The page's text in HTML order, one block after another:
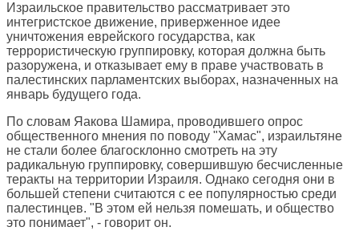
Израильское правительство рассматривает это
интегристское движение, приверженное идее
уничтожения еврейского государства, как
террористическую группировку, которая должна быть
разоружена, и отказывает ему в праве участвовать в
палестинских парламентских выборах, назначенных на
январь будущего года.
По словам Яакова Шамира, проводившего опрос
общественного мнения по поводу "Хамас", израильтяне
не стали более благосклонно смотреть на эту
радикальную группировку, совершившую бесчисленные
теракты на территории Израиля. Однако сегодня они в
большей степени считаются с ее популярностью среди
палестинцев. "В этом ей нельзя помешать, и общество
это понимает", - говорит он.